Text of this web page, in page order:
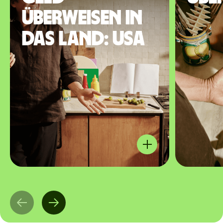
überweisen in
das Land: USA